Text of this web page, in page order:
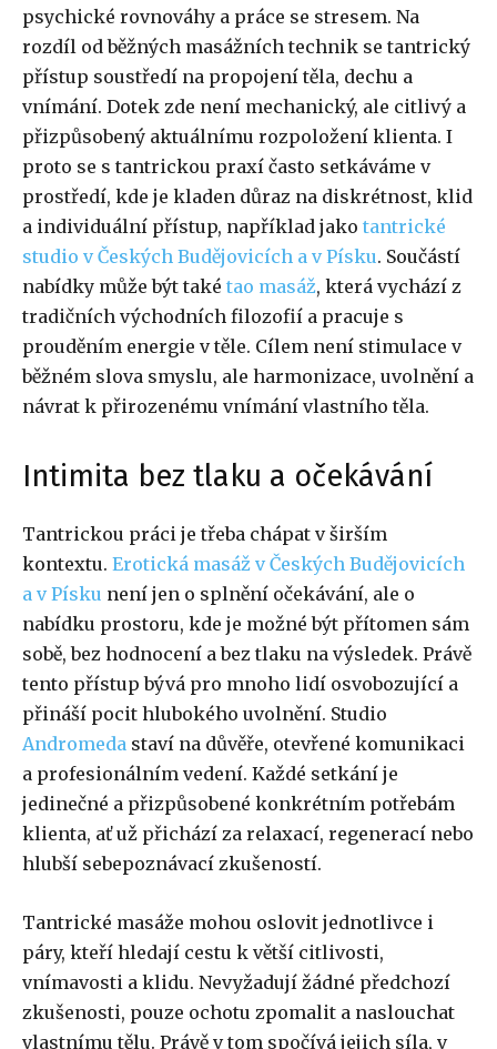
psychické rovnováhy a práce se stresem. Na
rozdíl od běžných masážních technik se tantrický
přístup soustředí na propojení těla, dechu a
vnímání. Dotek zde není mechanický, ale citlivý a
přizpůsobený aktuálnímu rozpoložení klienta. I
proto se s tantrickou praxí často setkáváme v
prostředí, kde je kladen důraz na diskrétnost, klid
a individuální přístup, například jako tantrické
studio v Českých Budějovicích a v Písku. Součástí
nabídky může být také tao masáž, která vychází z
tradičních východních filozofií a pracuje s
prouděním energie v těle. Cílem není stimulace v
běžném slova smyslu, ale harmonizace, uvolnění a
návrat k přirozenému vnímání vlastního těla.
Intimita bez tlaku a očekávání
Tantrickou práci je třeba chápat v širším
kontextu. Erotická masáž v Českých Budějovicích
a v Písku není jen o splnění očekávání, ale o
nabídku prostoru, kde je možné být přítomen sám
sobě, bez hodnocení a bez tlaku na výsledek. Právě
tento přístup bývá pro mnoho lidí osvobozující a
přináší pocit hlubokého uvolnění. Studio
Andromeda staví na důvěře, otevřené komunikaci
a profesionálním vedení. Každé setkání je
jedinečné a přizpůsobené konkrétním potřebám
klienta, ať už přichází za relaxací, regenerací nebo
hlubší sebepoznávací zkušeností.
Tantrické masáže mohou oslovit jednotlivce i
páry, kteří hledají cestu k větší citlivosti,
vnímavosti a klidu. Nevyžadují žádné předchozí
zkušenosti, pouze ochotu zpomalit a naslouchat
vlastnímu tělu. Právě v tom spočívá jejich síla, v